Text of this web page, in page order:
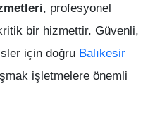
, profesyonel
bir hizmettir. Güvenli,
için doğru Balıkesir
işletmelere önemli